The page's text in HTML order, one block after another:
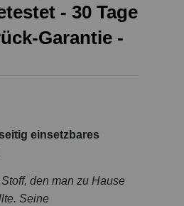
- 30 Tage
Garantie -
einsetzbares
den man zu Hause
Seine